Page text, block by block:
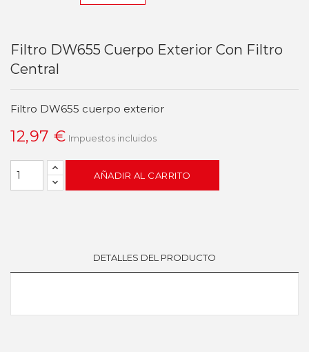
Filtro DW655 Cuerpo Exterior Con Filtro
Central
Filtro DW655 cuerpo exterior
12,97 € Impuestos incluidos
AÑADIR AL CARRITO
DETALLES DEL PRODUCTO